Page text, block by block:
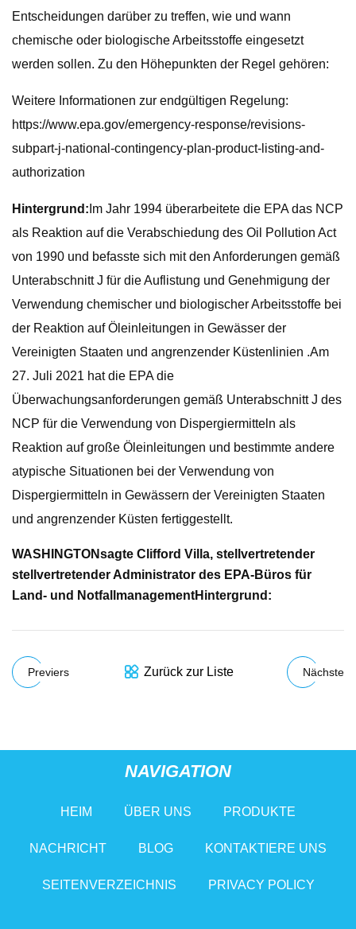
Entscheidungen darüber zu treffen, wie und wann
chemische oder biologische Arbeitsstoffe eingesetzt
werden sollen. Zu den Höhepunkten der Regel gehören:
Weitere Informationen zur endgültigen Regelung:
https://www.epa.gov/emergency-response/revisions-
subpart-j-national-contingency-plan-product-listing-and-
authorization
Hintergrund: Im Jahr 1994 überarbeitete die EPA das NCP
als Reaktion auf die Verabschiedung des Oil Pollution Act
von 1990 und befasste sich mit den Anforderungen gemäß
Unterabschnitt J für die Auflistung und Genehmigung der
Verwendung chemischer und biologischer Arbeitsstoffe bei
der Reaktion auf Öleinleitungen in Gewässer der
Vereinigten Staaten und angrenzender Küstenlinien .Am
27. Juli 2021 hat die EPA die
Überwachungsanforderungen gemäß Unterabschnitt J des
NCP für die Verwendung von Dispergiermitteln als
Reaktion auf große Öleinleitungen und bestimmte andere
atypische Situationen bei der Verwendung von
Dispergiermitteln in Gewässern der Vereinigten Staaten
und angrenzender Küsten fertiggestellt.
WASHINGTONsagte Clifford Villa, stellvertretender
stellvertretender Administrator des EPA-Büros für
Land- und NotfallmanagementHintergrund:
Previers Zurück zur Liste Nächste
NAVIGATION
HEIM ÜBER UNS PRODUKTE
NACHRICHT BLOG KONTAKTIERE UNS
SEITENVERZEICHNIS PRIVACY POLICY